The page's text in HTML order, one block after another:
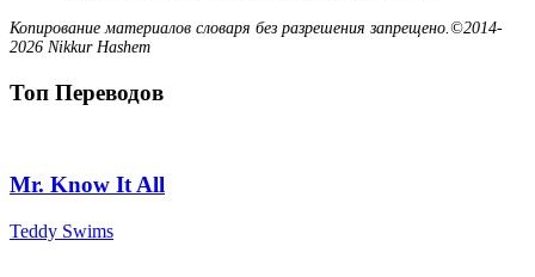
Копирование материалов словаря без разрешения запрещено.©2014-
2026 Nikkur Hashem
Топ Переводов
Mr. Know It All
Teddy Swims